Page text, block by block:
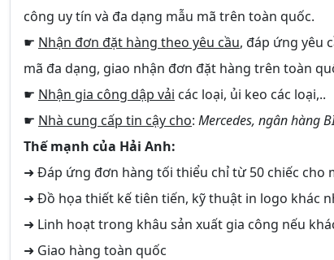
công uy tín và đa dạng mẫu mã trên toàn quốc.
☛ Nhận đơn đặt hàng theo yêu cầu, đáp ứng yêu
mã đa dạng, giao nhận đơn đặt hàng trên toàn
☛ Nhận gia công dập vải các loại, ủi keo các loại,..
☛ Nhà cung cấp tin cậy cho: Mercedes, ngân hàng
Thế mạnh của Hải Anh:
➜ Đáp ứng đơn hàng tối thiểu chỉ từ 50 chiếc cho
➜ Đồ họa thiết kế tiên tiến, kỹ thuật in logo khác
➜ Linh hoạt trong khâu sản xuất gia công nếu
➜ Giao hàng toàn quốc